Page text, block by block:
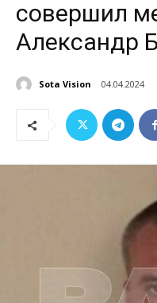
совершил
Александр
Sota Vision 04.04.2024